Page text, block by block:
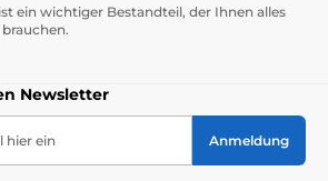
ein wichtiger Bestandteil, der Ihnen alles
Newsletter
hier ein Anmeldung